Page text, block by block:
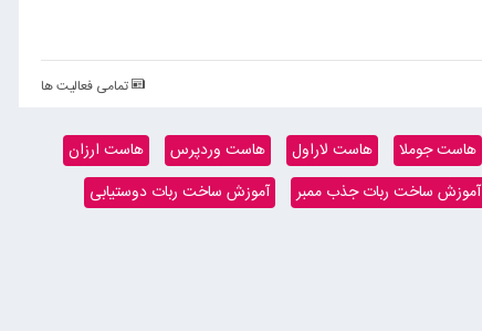
تمامی فعالیت ها
هاست جوملا هاست لاراول هاست وردپرس
هاست ارزان
آموزش ساخت ربات جذب ممبر
آموزش ساخت ربات دوستیابی